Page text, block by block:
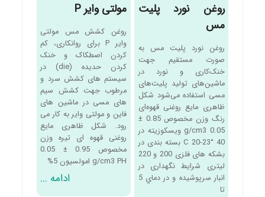
مولتی وایر P
روغن کشش مس مولتی
وایر P برای روانکاری، کم
کردن اصطکاک و خنک
کردن حدیده (die) در
سیستم های کشش سرد و
مرطوب جهت کشش سیم
های مسی در ماشین های
فاین و مولتی وایر به کار می
رود. شکل ظاهری مایع
روغنی قهوه ای تیره وزن
مخصوص 0.95 ± 0.05
g/cm3 PH امولسیون 5%
ادامه ...
روغن نورد پلیت
مس
روغن نورد پلیت مس به
صورت مستقیم جهت
خنک‌کاری و نورد در
ماشین‌های تولید پلیت‌های
مسی استفاده می‌شود شکل
ظاهری مایع روغنی قهوه‌ای
رنگ وزن مخصوص 0.85 ±
0.05 g/cm3 ویسکوزیته در
40 °C 20-23 بسته بندی در
بشکه های فلزی 200 و 220
لیتری شرایط نگهداری در
انبار سرپوشيده و در دماي 5
تا